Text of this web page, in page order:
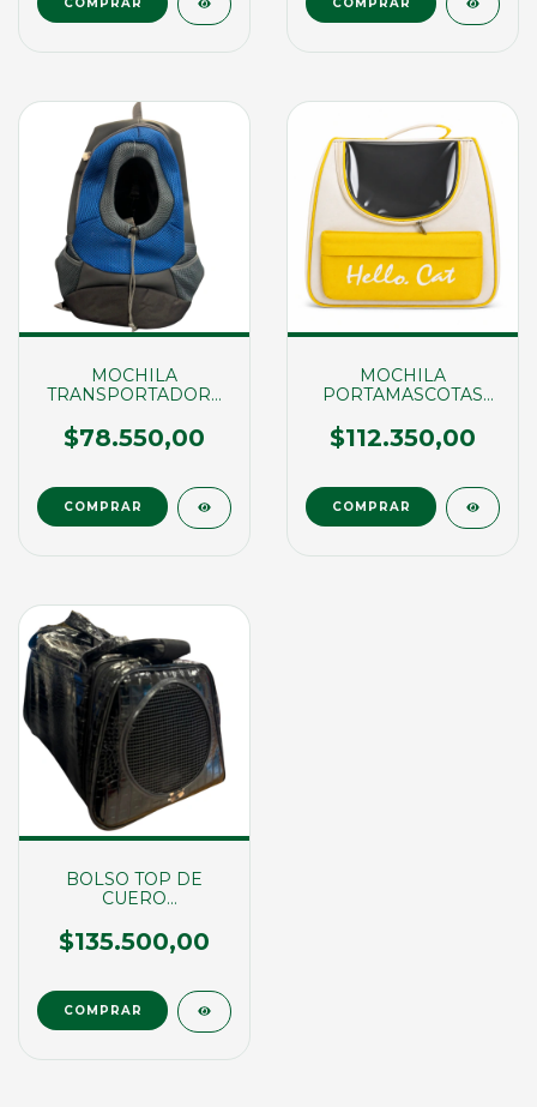
MOCHILA
TRANSPORTADORA
$78.550,00
MOCHILA
PORTAMASCOTAS
$112.350,00
BOLSO TOP DE
CUERO
C/AGARRE
$135.500,00